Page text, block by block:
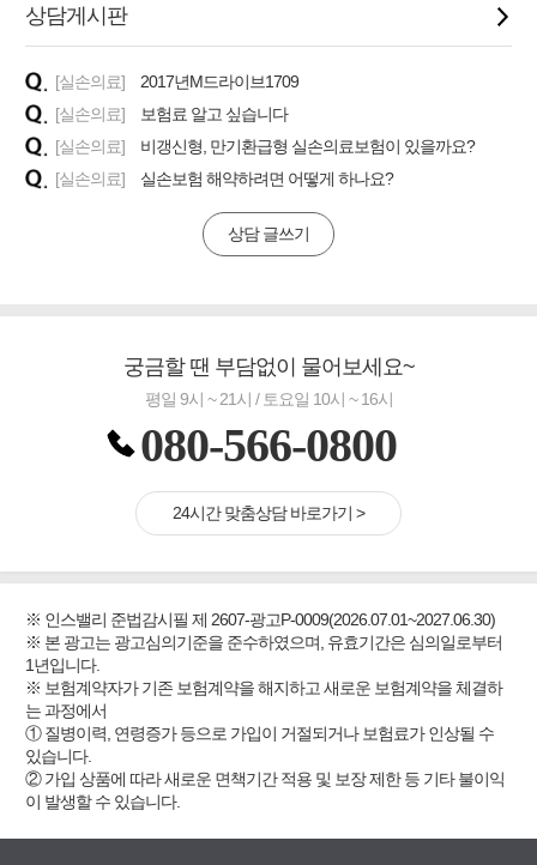
상담게시판
[실손의료]
2017년M드라이브1709
[실손의료]
보험료 알고 싶습니다
[실손의료]
비갱신형, 만기환급형 실손의료보험이 있을까요?
[실손의료]
실손보험 해약하려면 어떻게 하나요?
상담 글쓰기
궁금할 땐 부담없이 물어보세요~
평일 9시 ~ 21시 / 토요일 10시 ~ 16시
080-566-0800
24시간 맞춤상담 바로가기 >
※ 인스밸리 준법감시필 제 2607-광고P-0009(2026.07.01~2027.06.30)
※ 본 광고는 광고심의기준을 준수하였으며, 유효기간은 심의일로부터
1년입니다.
※ 보험계약자가 기존 보험계약을 해지하고 새로운 보험계약을 체결하
는 과정에서
① 질병이력, 연령증가 등으로 가입이 거절되거나 보험료가 인상될 수
있습니다.
② 가입 상품에 따라 새로운 면책기간 적용 및 보장 제한 등 기타 불이익
이 발생할 수 있습니다.